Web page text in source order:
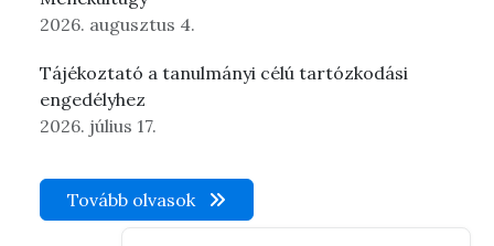
2026. augusztus 4.
Tájékoztató a tanulmányi célú tartózkodási
engedélyhez
2026. július 17.
Tovább olvasok